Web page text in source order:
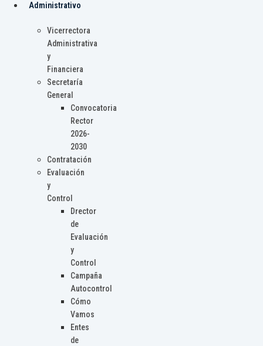
Administrativo
Vicerrectora
Administrativa
y
Financiera
Secretaría
General
Convocatoria
Rector
2026-
2030
Contratación
Evaluación
y
Control
Drector
de
Evaluación
y
Control
Campaña
Autocontrol
Cómo
Vamos
Entes
de